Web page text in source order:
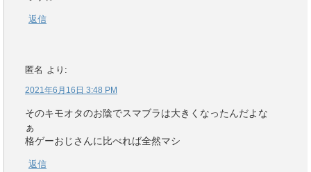
返信
匿名 より:
2021年6月16日 3:48 PM
そのキモオタのお陰でスマブラは大きくなったんだよな
ぁ
格ゲーおじさんに比べれば全然マシ
返信